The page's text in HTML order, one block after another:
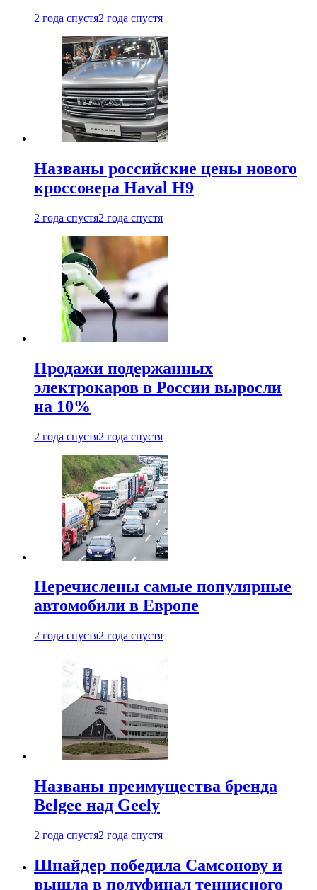
2 года спустя2 года спустя
Названы российские цены нового
кроссовера Haval H9
2 года спустя2 года спустя
Продажи подержанных
электрокаров в России выросли
на 10%
2 года спустя2 года спустя
Перечислены самые популярные
автомобили в Европе
2 года спустя2 года спустя
Названы преимущества бренда
Belgee над Geely
2 года спустя2 года спустя
Шнайдер победила Самсонову и
вышла в полуфинал теннисного